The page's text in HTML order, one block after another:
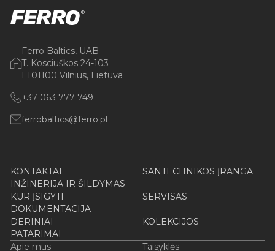
Ferro Baltics, UAB
T. Kosciuškos 24-103
LT01100 Vilnius, Lietuva
+37 063 777 749
ferrobaltics@ferro.pl
KONTAKTAI
SANTECHNIKOS ĮRANGA
INŽINERIJA IR ŠILDYMAS
KUR ĮSIGYTI
SERVISAS
DOKUMENTACIJA
DERINIAI
KOLEKCIJOS
PATARIMAI
Apie mus
Taisyklės